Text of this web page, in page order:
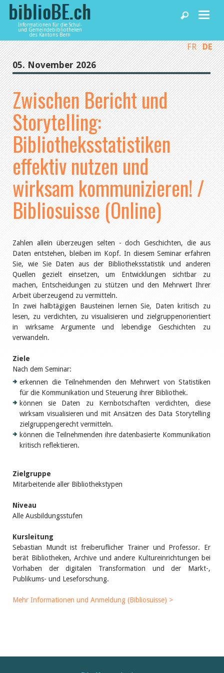
Informationen für die Schul-
und Gemeindebibliotheken
des Kantons Bern
Home
News und Fachbeiträge
Bibliotheken
Agenda
Dienstleistungen
biblioBE nutzen
FR DE
05. November 2026
Zwischen Bericht und
Storytelling:
Bibliotheksstatistiken
effektiv nutzen und
wirksam kommunizieren! /
Bibliosuisse (Online)
Zahlen allein überzeugen selten - doch Geschichten, die aus
Daten entstehen, bleiben im Kopf. In diesem Seminar erfahren
Sie, wie Sie Daten aus der Bibliotheksstatistik und anderen
Quellen gezielt einsetzen, um Entwicklungen sichtbar zu
machen, Entscheidungen zu stützen und den Mehrwert Ihrer
Arbeit überzeugend zu vermitteln.
In zwei halbtägigen Bausteinen lernen Sie, Daten kritisch zu
lesen, zu verdichten, zu visualisieren und zielgruppenorientiert
in wirksame Argumente und lebendige Geschichten zu
verwandeln.
Ziele
Nach dem Seminar:
erkennen die Teilnehmenden den Mehrwert von Statistiken
für die Kommunikation und Steuerung ihrer Bibliothek.
können sie Daten zu Kernbotschaften verdichten, diese
wirksam visualisieren und mit Ansätzen des Data Storytelling
zielgruppengerecht vermitteln.
können die Teilnehmenden ihre datenbasierte Kommunikation
kritisch reflektieren.
Zielgruppe
Mitarbeitende aller Bibliothekstypen
Niveau
Alle Ausbildungsstufen
Kursleitung
Sebastian Mundt ist freiberuflicher Trainer und Professor. Er
berät Bibliotheken, Archive und andere Kultureinrichtungen bei
Vorhaben der digitalen Transformation und der Markt-,
Publikums- und Leseforschung.
Mehr Informationen und Anmeldung (Bibliosuisse) >